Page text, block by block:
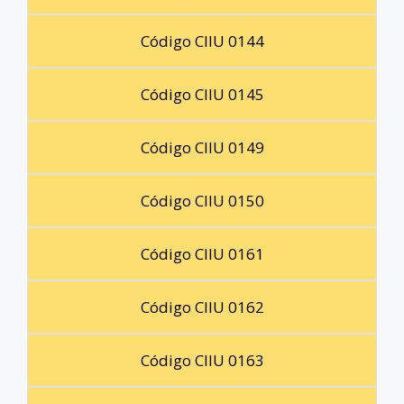
Código CIIU 0144
Código CIIU 0145
Código CIIU 0149
Código CIIU 0150
Código CIIU 0161
Código CIIU 0162
Código CIIU 0163